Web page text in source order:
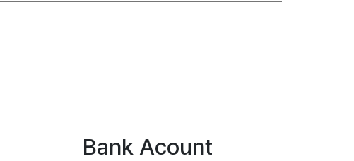
Bank Acount